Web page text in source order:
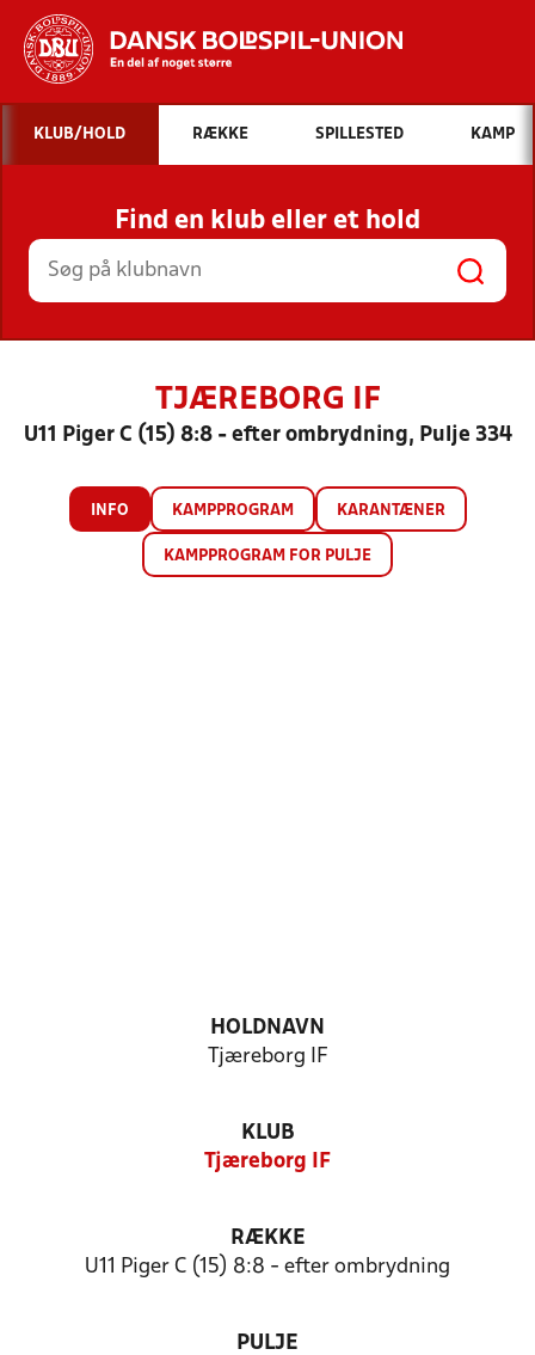
Hvad vil du søge efter?
INDHOLD OG NYHEDER
STILLINGER, RESULTATER, KLUBBER OG
HOLD
KLUB/HOLD RÆKKE SPILLESTED KAMP
Find en klub eller et hold
TJÆREBORG IF
U11 Piger C (15) 8:8 - efter ombrydning, Pulje 334
INFO KAMPPROGRAM KARANTÆNER
KAMPPROGRAM FOR PULJE
HOLDNAVN
Tjæreborg IF
KLUB
Tjæreborg IF
RÆKKE
U11 Piger C (15) 8:8 - efter ombrydning
PULJE